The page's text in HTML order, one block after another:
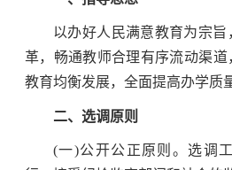
以办好人民满意教育为宗
革，畅通教师合理有序流动渠
教育均衡发展，全面提高办学质
二、选调原则
(一)公开公正原则。选调